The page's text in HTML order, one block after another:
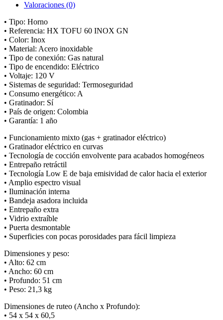
Valoraciones (0)
• Tipo: Horno
• Referencia: HX TOFU 60 INOX GN
• Color: Inox
• Material: Acero inoxidable
• Tipo de conexión: Gas natural
• Tipo de encendido: Eléctrico
• Voltaje: 120 V
• Sistemas de seguridad: Termoseguridad
• Consumo energético: A
• Gratinador: Sí
• País de origen: Colombia
• Garantía: 1 año
• Funcionamiento mixto (gas + gratinador eléctrico)
• Gratinador eléctrico en curvas
• Tecnología de cocción envolvente para acabados homogéneos
• Entrepaño retráctil
• Tecnología Low E de baja emisividad de calor hacia el exterior
• Amplio espectro visual
• Iluminación interna
• Bandeja asadora incluida
• Entrepaño extra
• Vidrio extraíble
• Puerta desmontable
• Superficies con pocas porosidades para fácil limpieza
Dimensiones y peso:
• Alto: 62 cm
• Ancho: 60 cm
• Profundo: 51 cm
• Peso: 21,3 kg
Dimensiones de ruteo (Ancho x Profundo):
• 54 x 54 x 60,5